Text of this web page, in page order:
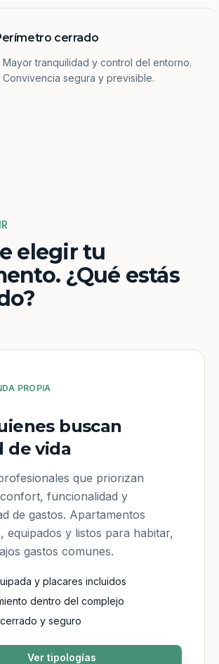
cerrado
Mayor tranquilidad y control del entorno.
Convivencia segura y previsible.
elegir tu
¿Qué estás
PROPIA
buscan
de vida
que priorizan
funcionalidad y
de gastos. Apartamentos
equipados y listos para habitar,
gastos comunes.
y placares incluidos
dentro del complejo
y seguro
Ver tipologías